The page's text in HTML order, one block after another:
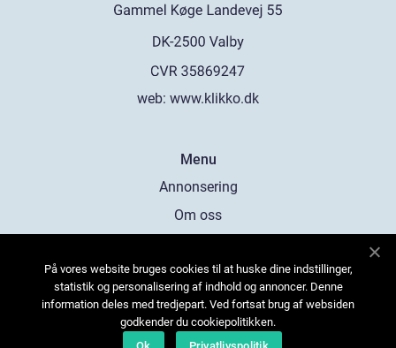
web: www.klikko.dk
Menu
Annonsering
Om oss
Kontakta oss
Sitemap
På vores website bruges cookies til at huske dine indstillinger,
statistik og personalisering af indhold og annoncer. Denne
information deles med tredjepart. Ved fortsat brug af websiden
godkender du cookiepolitikken.